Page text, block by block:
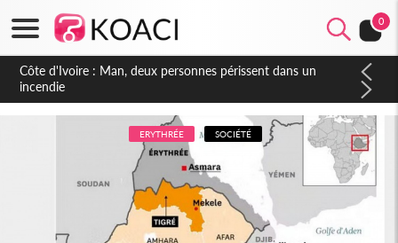
0
Côte d'Ivoire : Séileu, la célébration de la fête nationale
transformée en vaste campagne contre les produits
dépigmentants dangereux
ERYTHRÉE SOCIÉTÉ